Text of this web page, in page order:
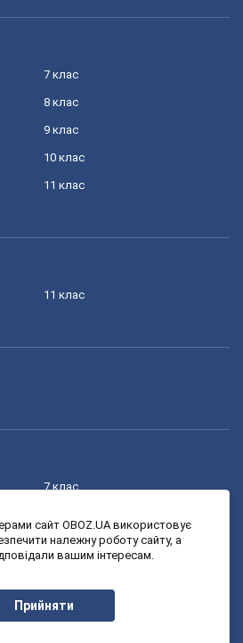
7 клас
8 клас
9 клас
10 клас
11 клас
11 клас
7 клас
9 клас
сайт OBOZ.UA використовує
належну роботу сайту, а
вашим інтересам.
Прийняти